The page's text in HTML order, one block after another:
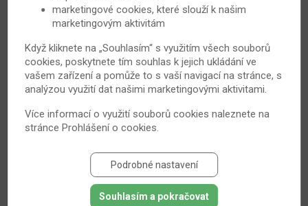
Vitaminy v roli pomocníků (nejen) při
revmatických nemocech – 1. část
Vitaminy jsou látky, které se jako součásti různých
potravě a většinou o nich ani nevíme. Když řekneme
skutečnosti tím říkáme: „Vitamin A v mrkvi obsažený
dokáže ochránit oči před případnou infekcí.“
Revmatoidní artritida
marketingové cookies, které slouží k našim
marketingovým aktivitám
Když kliknete na „Souhlasím“ s využitím všech souborů
cookies, poskytnete tím souhlas k jejich ukládání ve
vašem zařízení a pomůže to s vaší navigací na stránce, s
analýzou využití dat našimi marketingovými aktivitami.
Více informací o využití souborů cookies naleznete na
stránceProhlášení o cookies.
Podrobné nastavení
Souhlasím a pokračovat